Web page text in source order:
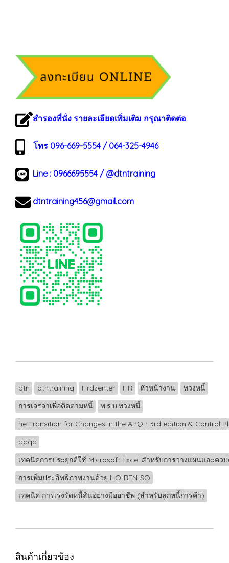
สำรองที่นั่ง รายละเอียดเพิ่มเติม กรุณาติดต่อ
โทร 096-669-5554 / 064-325-4946
Line : 0966695554/ @dtntraining
dtntraining456@gmail.com
dtn dtntraining Hrdzenter HR หัวหน้างาน
ทวงหนี้
การเจรจาเพื่อติดตามหนี้
พ.ร.บ.ทวงหนี้
he Transition for Changes in the APQP 3rd edition & Control
apqp
เทคนิคการประยุกต์ใช้ Microsoft Excel สำหรับการวางแผนและคว
การเพิ่มประสิทธิภาพงานด้วย HO-REN-SO
เทคนิค การเร่งรัดหนี้สินอย่างมืออาชีพ (สำหรับลูกหนี้การค้า)
สินค้าเกี่ยวข้อง